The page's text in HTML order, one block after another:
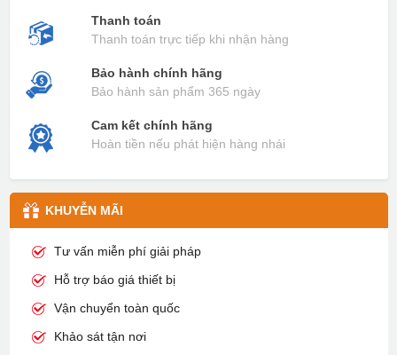
Thanh toán
Thanh toán trực tiếp khi nhận hàng
Bảo hành chính hãng
Bảo hành sản phẩm 365 ngày
Cam kết chính hãng
Hoàn tiền nếu phát hiện hàng nhái
KHUYỄN MÃI
Tư vấn miễn phí giải pháp
Hỗ trợ báo giá thiết bị
Vận chuyển toàn quốc
Khảo sát tận nơi